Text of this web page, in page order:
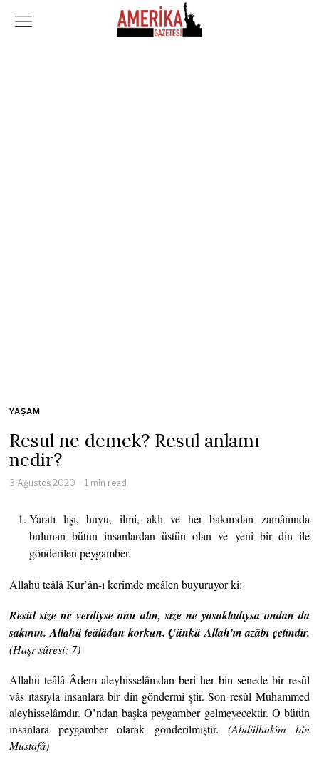
YAŞAM
Resul ne demek? Resul anlamı
nedir?
3 Ağustos 2020 1 min read
Yaratı lışı, huyu, ilmi, aklı ve her bakımdan zamânında
bulunan bütün insanlardan üstün olan ve yeni bir din ile
gönderilen peygamber.
Allahü teâlâ Kur’ân-ı kerîmde meâlen buyuruyor ki:
Resûl size ne verdiyse onu alın, size ne yasakladıysa ondan da
sakının. Allahü teâlâdan korkun. Çünkü Allah’ın azâbı çetindir.
(Haşr sûresi: 7)
Allahü teâlâ Âdem aleyhisselâmdan beri her bin senede bir resûl
vâs ıtasıyla insanlara bir din göndermi ştir. Son resûl Muhammed
aleyhisselâmdır. O’ndan başka peygamber gelmeyecektir. O bütün
insanlara peygamber olarak gönderilmiştir. (Abdülhakîm bin
Mustafâ)